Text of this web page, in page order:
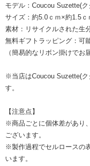
モデル：Coucou Suzette(
サイズ：約5.0ｃｍ×約1.5ｃ
素材：リサイクルされた生
無料ギフトラッピング：可
（簡易的なリボン掛けでお
※当店はCoucou Suzette(
す。
【注意点】
※商品ごとに個体差があり
ございます。
※製作過程でセルロースの
います。